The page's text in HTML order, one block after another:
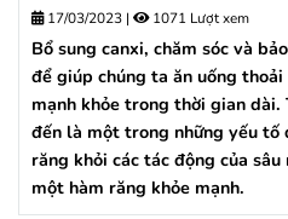
17/03/2023 | 1071 Lượt xem
Bổ sung canxi, chăm sóc và
để giúp chúng ta ăn uống
mạnh khỏe trong thời gian
đến là một trong những yếu tố
răng khỏi các tác động của
một hàm răng khỏe mạnh.